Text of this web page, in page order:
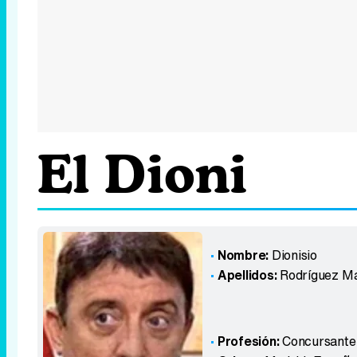
El Dioni
Nombre: Dionisio
Apellidos:Rodríguez
Profesión:Concursante